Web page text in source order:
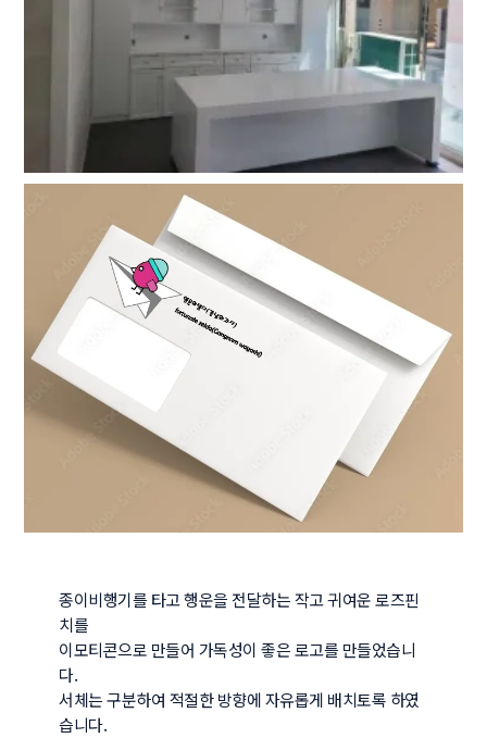
종이비행기를 타고 행운을 전달하는 작고 귀여운 로즈핀
치를
이모티콘으로 만들어 가독성이 좋은 로고를 만들었습니
다.
서체는 구분하여 적절한 방향에 자유롭게 배치토록 하였
습니다.